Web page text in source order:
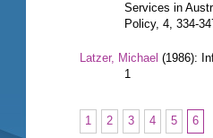
Services in
Policy, 4, 334-
Latzer, Michael (1986):
1
1 2 3 4 5 6